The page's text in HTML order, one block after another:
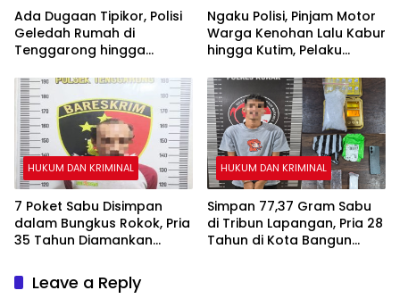
Ada Dugaan Tipikor, Polisi
Geledah Rumah di
Tenggarong hingga
Ngaku Polisi, Pinjam Motor
Warga Kenohan Lalu Kabur
hingga Kutim, Pelaku
HUKUM DAN KRIMINAL
7 Poket Sabu Disimpan
dalam Bungkus Rokok, Pria
35 Tahun Diamankan
HUKUM DAN KRIMINAL
Simpan 77,37 Gram Sabu
di Tribun Lapangan, Pria 28
Tahun di Kota Bangun
Leave a Reply